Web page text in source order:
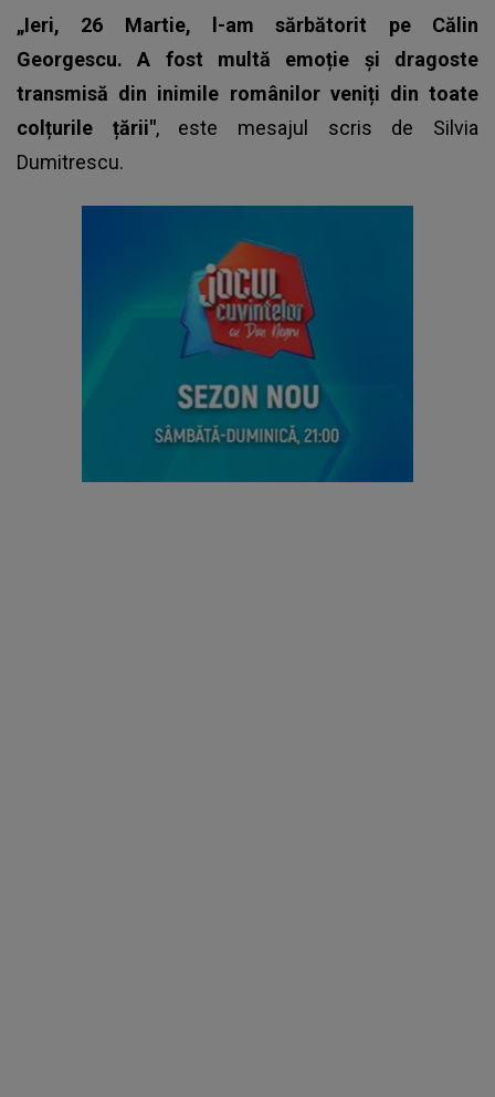
„Ieri, 26 Martie, l-am sărbătorit pe Călin
Georgescu. A fost multă emoție și dragoste
transmisă din inimile românilor veniți din toate
colțurile țării", este mesajul scris de Silvia
Dumitrescu.